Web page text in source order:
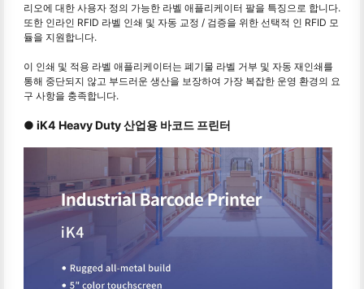
리오에 대한 사용자 정의 가능한 라벨 애플리케이터 팔을 특징으로 합니다.
또한 인라인 RFID 라벨 인쇄 및 자동 교정 / 검증을 위한 선택적 인 RFID 모
듈을 지원합니다.
이 인쇄 및 적용 라벨 애플리케이터는 폐기물 라벨 거부 및 자동 재인쇄를
통해 중단되지 않고 부드러운 생산을 보장하여 가장 복잡한 운영 환경의 요
구 사항을 충족합니다.
● iK4 Heavy Duty 산업용 바코드 프린터